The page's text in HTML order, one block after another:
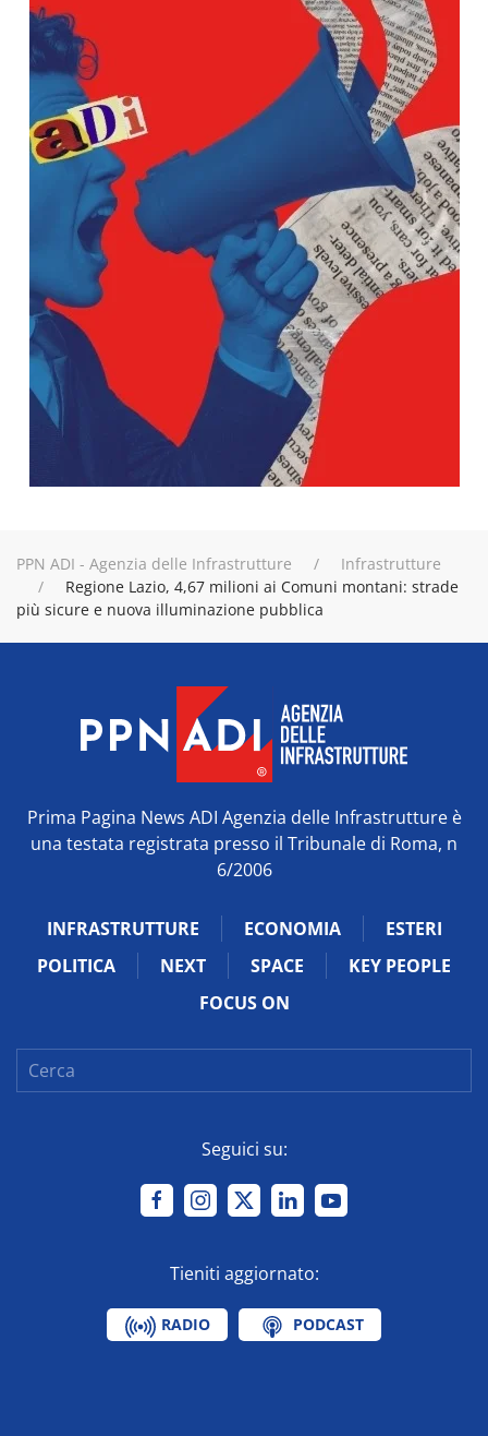
PPN ADI - Agenzia delle Infrastrutture
Infrastrutture
Regione Lazio, 4,67 milioni ai Comuni montani: strade
più sicure e nuova illuminazione pubblica
Prima Pagina News ADI Agenzia delle Infrastrutture è
una testata registrata presso il Tribunale di Roma, n
6/2006
INFRASTRUTTURE ECONOMIA
ESTERI
POLITICA
NEXT SPACE
KEY PEOPLE
FOCUS ON
Seguici su:
Tieniti aggiornato:
RADIO PODCAST